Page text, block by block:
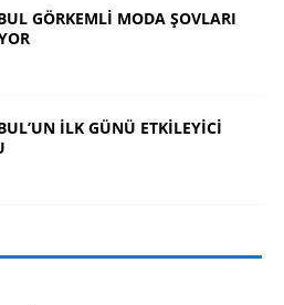
GÖRKEMLİ MODA ŞOVLARI
İLK GÜNÜ ETKİLEYİCİ